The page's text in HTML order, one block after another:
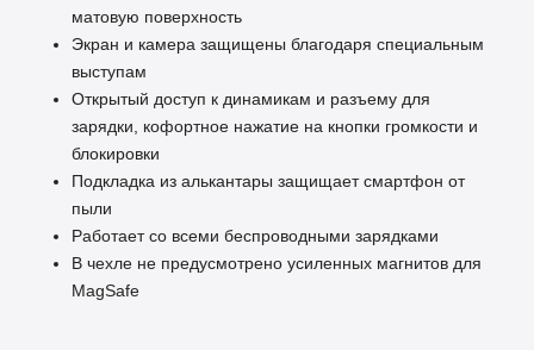
матовую поверхность
Экран и камера защищены благодаря специальным
выступам
Открытый доступ к динамикам и разъему для
зарядки, кофортное нажатие на кнопки громкости и
блокировки
Подкладка из алькантары защищает смартфон от
пыли
Работает со всеми беспроводными зарядками
В чехле не предусмотрено усиленных магнитов для
MagSafe